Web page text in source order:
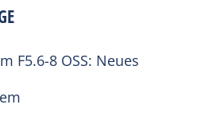
F5.6-8 OSS: Neues